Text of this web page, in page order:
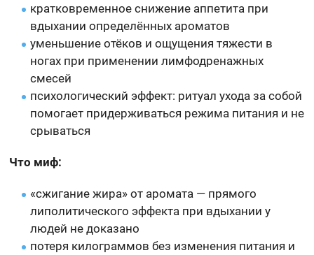
кратковременное снижение аппетита при
вдыхании определённых ароматов
уменьшение отёков и ощущения тяжести в
ногах при применении лимфодренажных
смесей
психологический эффект: ритуал ухода за собой
помогает придерживаться режима питания и не
срываться
Что миф:
«сжигание жира» от аромата — прямого
липолитического эффекта при вдыхании у
людей не доказано
потеря килограммов без изменения питания и